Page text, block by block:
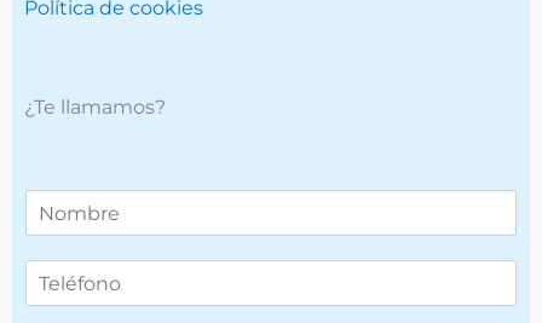
Política de cookies
¿Te llamamos?